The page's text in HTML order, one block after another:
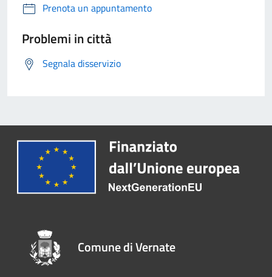
Prenota un appuntamento
Problemi in città
Segnala disservizio
Comune di Vernate